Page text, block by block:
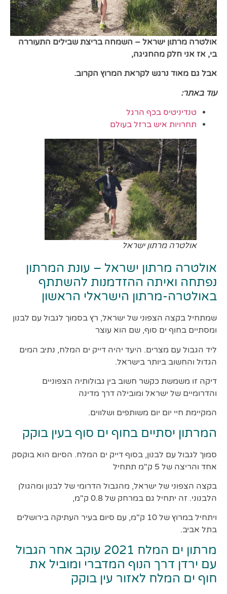
אולטרה מרתון ישראל – השמחהבריצת שבילים התעוררה
בי, אז אני חלק מהחגיגה,
אבל גם מאוד נרגש לקראת המרוץ הקרוב.
עוד באתר:
טנדיניטיס בכף הרגל
תחרויות איש ברזל בעולם
אולטרה מרתון ישראל
אולטרה מרתון ישראל – עונת המרתון
נפתחה ואיתה ההזדמנות להשתתף
באולטרה-מרתון הישראלי הראשון
שמתחיל בקצה הצפוני של ישראל, רץ בסמוך לגבול עם לבנון
ומסתיים בחוף ים סוף, שם הוא עוצר
ליד הגבול עם מצרים. היעד יהיה דייק ים המלח, נתיב המים
הגדול והחשוב ביותר בישראל.
דיקה זו משמשת כקשר חשוב בין גבולותיה הצפוניים
והדרומיים של ישראל ומובילה דרך מדינה
המקיימת חיי יום יום משותפים ושלווים.
המרתון יסתיים בחוף ים סוף בעין בוקק
סמוך לגבול עם לבנון, בסוף דייק ים המלח. הסיום הוא בוקסק
אחד והריצה של 5 ק"מ תתחיל
בקצה הצפוני של ישראל, מהגבול הדרומי של לבנון ומהגולן
הלבנוני. זה יתחיל גם במרחק של 0.8 ק"מ,
ויתחיל במרוץ של 10 ק"מ, עם סיום בעיר העתיקה בירושלים
בתל אביב.
מרתון ים המלח 2021 עוקב אחר הגבול
עם ירדן דרך הנוף המדברי ומוביל את
חוף ים המלח לאזור עין בוקק